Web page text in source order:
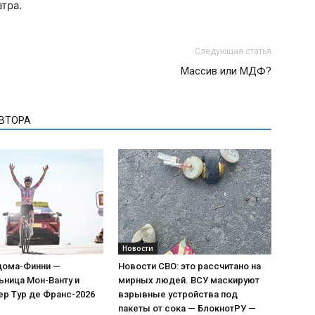
Следующая статья
Массив или МДФ?
Финни —
Мон-Ванту и
Тур де Франс-2026
Новости
Новости СВО: это рассчитано на
мирных людей. ВСУ маскируют
взрывные устройства под
пакеты от сока — БлокнотРУ —